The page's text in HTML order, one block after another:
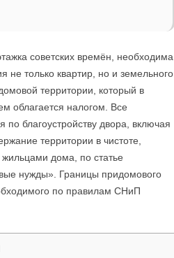
советских времён, необходима
не только квартир, но и земельного
территории, который в
облагается налогом. Все
по благоустройству двора, включая
территории в чистоте,
дома, по статье
нужды». Границы придомового
по правилам СНиП